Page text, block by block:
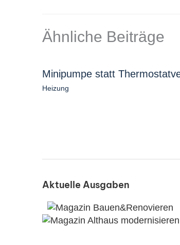
Ähnliche Beiträge
Minipumpe statt
Heizung
Aktuelle Ausgaben